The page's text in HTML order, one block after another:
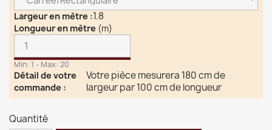
Largeur en mètre :1.8
Longueur en mètre (m)
Min: 1 - Max: 20
Détail de votre
commande :
Votre pièce mesurera 180 cm de
largeur par 100 cm de longueur
Quantité